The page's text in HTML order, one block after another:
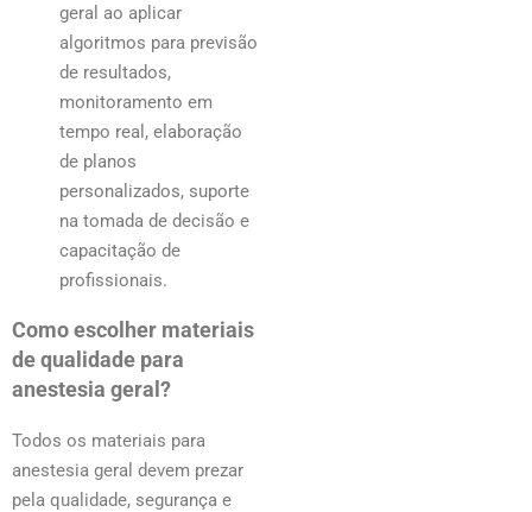
geral ao aplicar
algoritmos para previsão
de resultados,
monitoramento em
tempo real, elaboração
de planos
personalizados, suporte
na tomada de decisão e
capacitação de
profissionais.
Como escolher materiais
de qualidade para
anestesia geral?
Todos os materiais para
anestesia geral devem prezar
pela qualidade, segurança e